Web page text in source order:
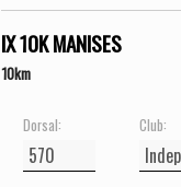
IX 10K MANISES
10km
Dorsal: Club: